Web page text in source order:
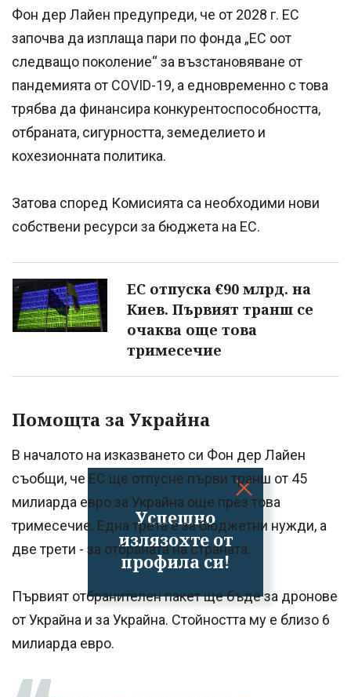
Успешно
излязохте от
профила си!
Фон дер Лайен предупреди, че от 2028 г. ЕС
започва да изплаща пари по фонда „ЕС оот
следващо поколение“ за възстановяване от
пандемията от COVID-19, а едновременно с това
трябва да финансира конкурентоспособността,
отбраната, сигурността, земеделието и
кохезионната политика.
Затова според Комисията са необходими нови
собствени ресурси за бюджета на ЕС.
ЕС отпуска €90 млрд. на
Киев. Първият транш се
очаква още това
тримесечие
Помощта за Украйна
В началото на изказването си Фон дер Лайен
съобщи, че ЕС ще отпусне първи транш от 45
милиарда евро за Украйна още през това
тримесечие. Една трета е за бюджетни нужди, а
две трети - за отбраната на страната.
Първият отбранителен пакет ще бъде за дронове
от Украйна и за Украйна. Стойността му е близо 6
милиарда евро.